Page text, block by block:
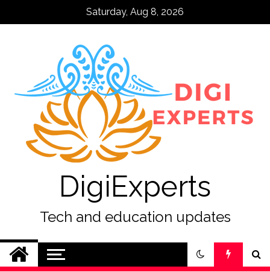
Saturday, Aug 8, 2026
DigiExperts
Tech and education updates